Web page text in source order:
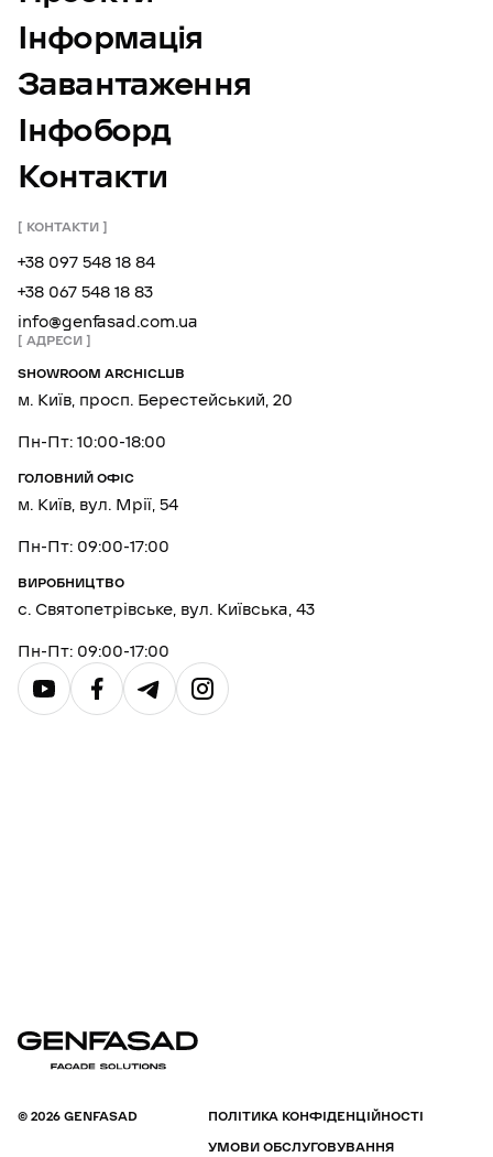
Інформація
Завантаження
Інфоборд
Контакти
КОНТАКТИ
+38 097 548 18 84
+38 067 548 18 83
info@genfasad.com.ua
АДРЕСИ
SHOWROOM ARCHICLUB
м. Київ, просп. Берестейський, 20
Пн-Пт: 10:00-18:00
ГОЛОВНИЙ ОФІС
м. Київ, вул. Мрії, 54
Пн-Пт: 09:00-17:00
ВИРОБНИЦТВО
с. Святопетрівське, вул. Київська, 43
Пн-Пт: 09:00-17:00
© 2026 GENFASAD
ПОЛІТИКА КОНФІДЕНЦІЙНОСТІ
УМОВИ ОБСЛУГОВУВАННЯ